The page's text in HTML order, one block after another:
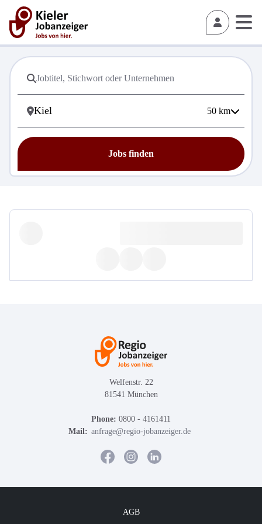
50 km
Jobs finden
Welfenstr. 22
81541 München
Phone: 0800 - 4161411
Mail: anfrage@regio-jobanzeiger.de
AGB